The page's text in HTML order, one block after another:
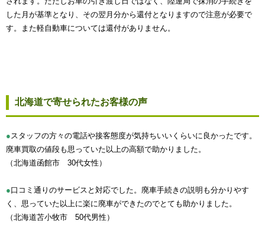
した月が基準となり、その翌月分から還付となりますので注意が必要で
す。また軽自動車については還付がありません。
北海道で寄せられたお客様の声
● スタッフの方々の電話や接客態度が気持ちいいくらいに良かったです。
廃車買取の値段も思っていた以上の高額で助かりました。
（北海道函館市 30代女性）
●口コミ通りのサービスと対応でした。廃車手続きの説明も分かりやす
く、思っていた以上に楽に廃車ができたのでとても助かりました。
（北海道苫小牧市 50代男性）